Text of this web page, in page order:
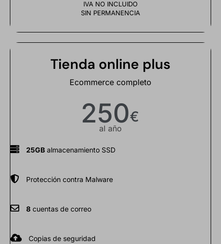
IVA NO INCLUIDO
SIN PERMANENCIA
Tienda online plus
Ecommerce completo
250€
al año
25GB almacenamiento SSD
Protección contra Malware
8 cuentas de correo
Copias de seguridad